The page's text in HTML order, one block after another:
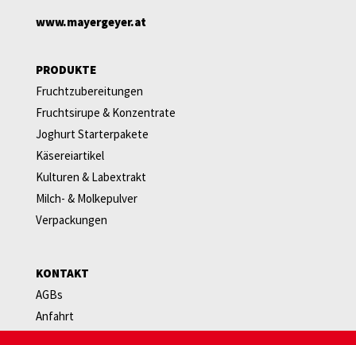
www.mayergeyer.at
PRODUKTE
Fruchtzubereitungen
Fruchtsirupe & Konzentrate
Joghurt Starterpakete
Käsereiartikel
Kulturen & Labextrakt
Milch- & Molkepulver
Verpackungen
KONTAKT
AGBs
Anfahrt